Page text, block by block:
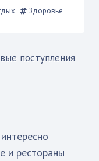
Здоровье
поступления
и рестораны